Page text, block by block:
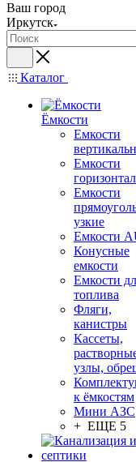
Ваш город
Иркутск
Каталог
Ёмкости
Емкости
Емкости
Емкости
узкие
Емкости
Конусные
емкости
Емкости
топлива
Фляги,
канистры
Кассеты,
узлы,
к ёмкостям
Мини АЗС
+ ЕЩЕ 5